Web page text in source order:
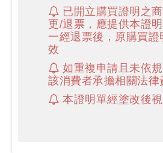
已開立購買證明之
更/退票，應提供本證
一經退票後，原購買證
效
如重複申請且未依
該消費者承擔相關法律
本證明單經塗改後視